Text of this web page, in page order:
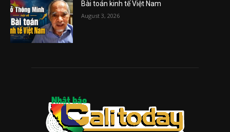
Bài toán kinh tế Việt Nam
August 3, 2026